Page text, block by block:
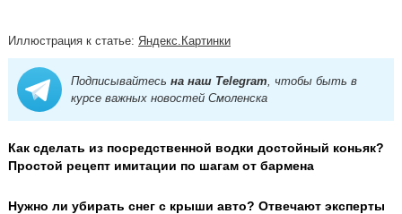
Иллюстрация к статье: Яндекс.Картинки
Подписывайтесь на наш Telegram, чтобы быть в
курсе важных новостей Смоленска
Как сделать из посредственной водки достойный коньяк?
Простой рецепт имитации по шагам от бармена
Нужно ли убирать снег с крыши авто? Отвечают эксперты